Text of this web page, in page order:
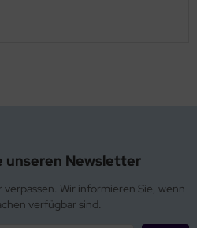
unseren Newsletter
Wir informieren Sie, wenn
verfügbar sind.